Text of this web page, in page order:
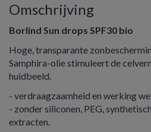
Omschrijving
Borlind Sun drops SPF30 bio
Hoge, transparante
Samphira-olie stimuleert de
huidbeeld.
- verdraagzaamheid en werking
- zonder siliconen, PEG,
extracten.